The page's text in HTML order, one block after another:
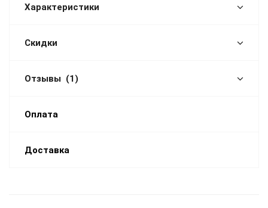
Характеристики
Скидки
Отзывы (1)
Оплата
Доставка